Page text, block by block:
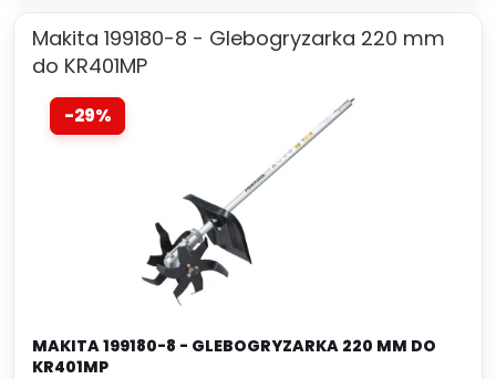
Makita 199180-8 - Glebogryzarka 220 mm
do KR401MP
-29%
MAKITA 199180-8 - GLEBOGRYZARKA 220 MM DO
KR401MP